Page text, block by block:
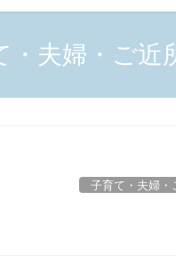
・夫婦・ご近
子育て・夫婦・